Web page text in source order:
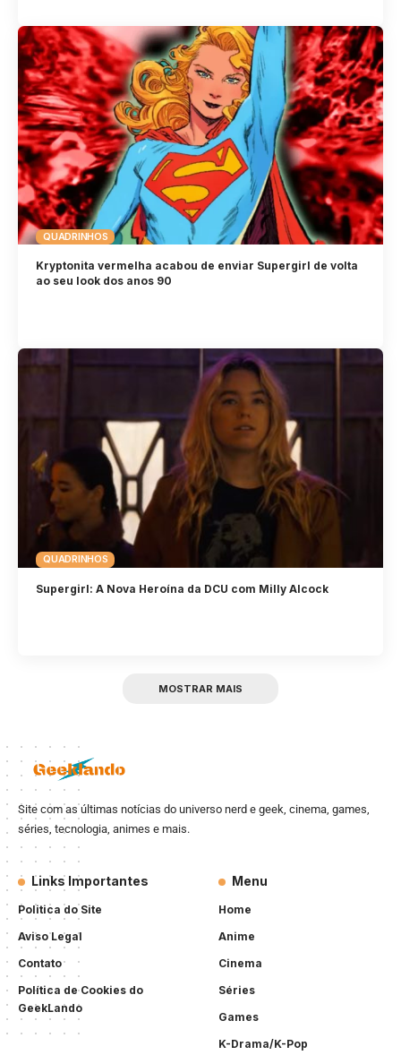
QUADRINHOS
Kryptonita vermelha acabou de enviar Supergirl de volta
ao seu look dos anos 90
QUADRINHOS
Supergirl: A Nova Heroína da DCU com Milly Alcock
MOSTRAR MAIS
Site com as últimas notícias do universo nerd e geek, cinema, games,
séries, tecnologia, animes e mais.
Links Importantes
Politica do Site
Aviso Legal
Contato
Política de Cookies do
GeekLando
Menu
Home
Anime
Cinema
Séries
Games
K-Drama/K-Pop